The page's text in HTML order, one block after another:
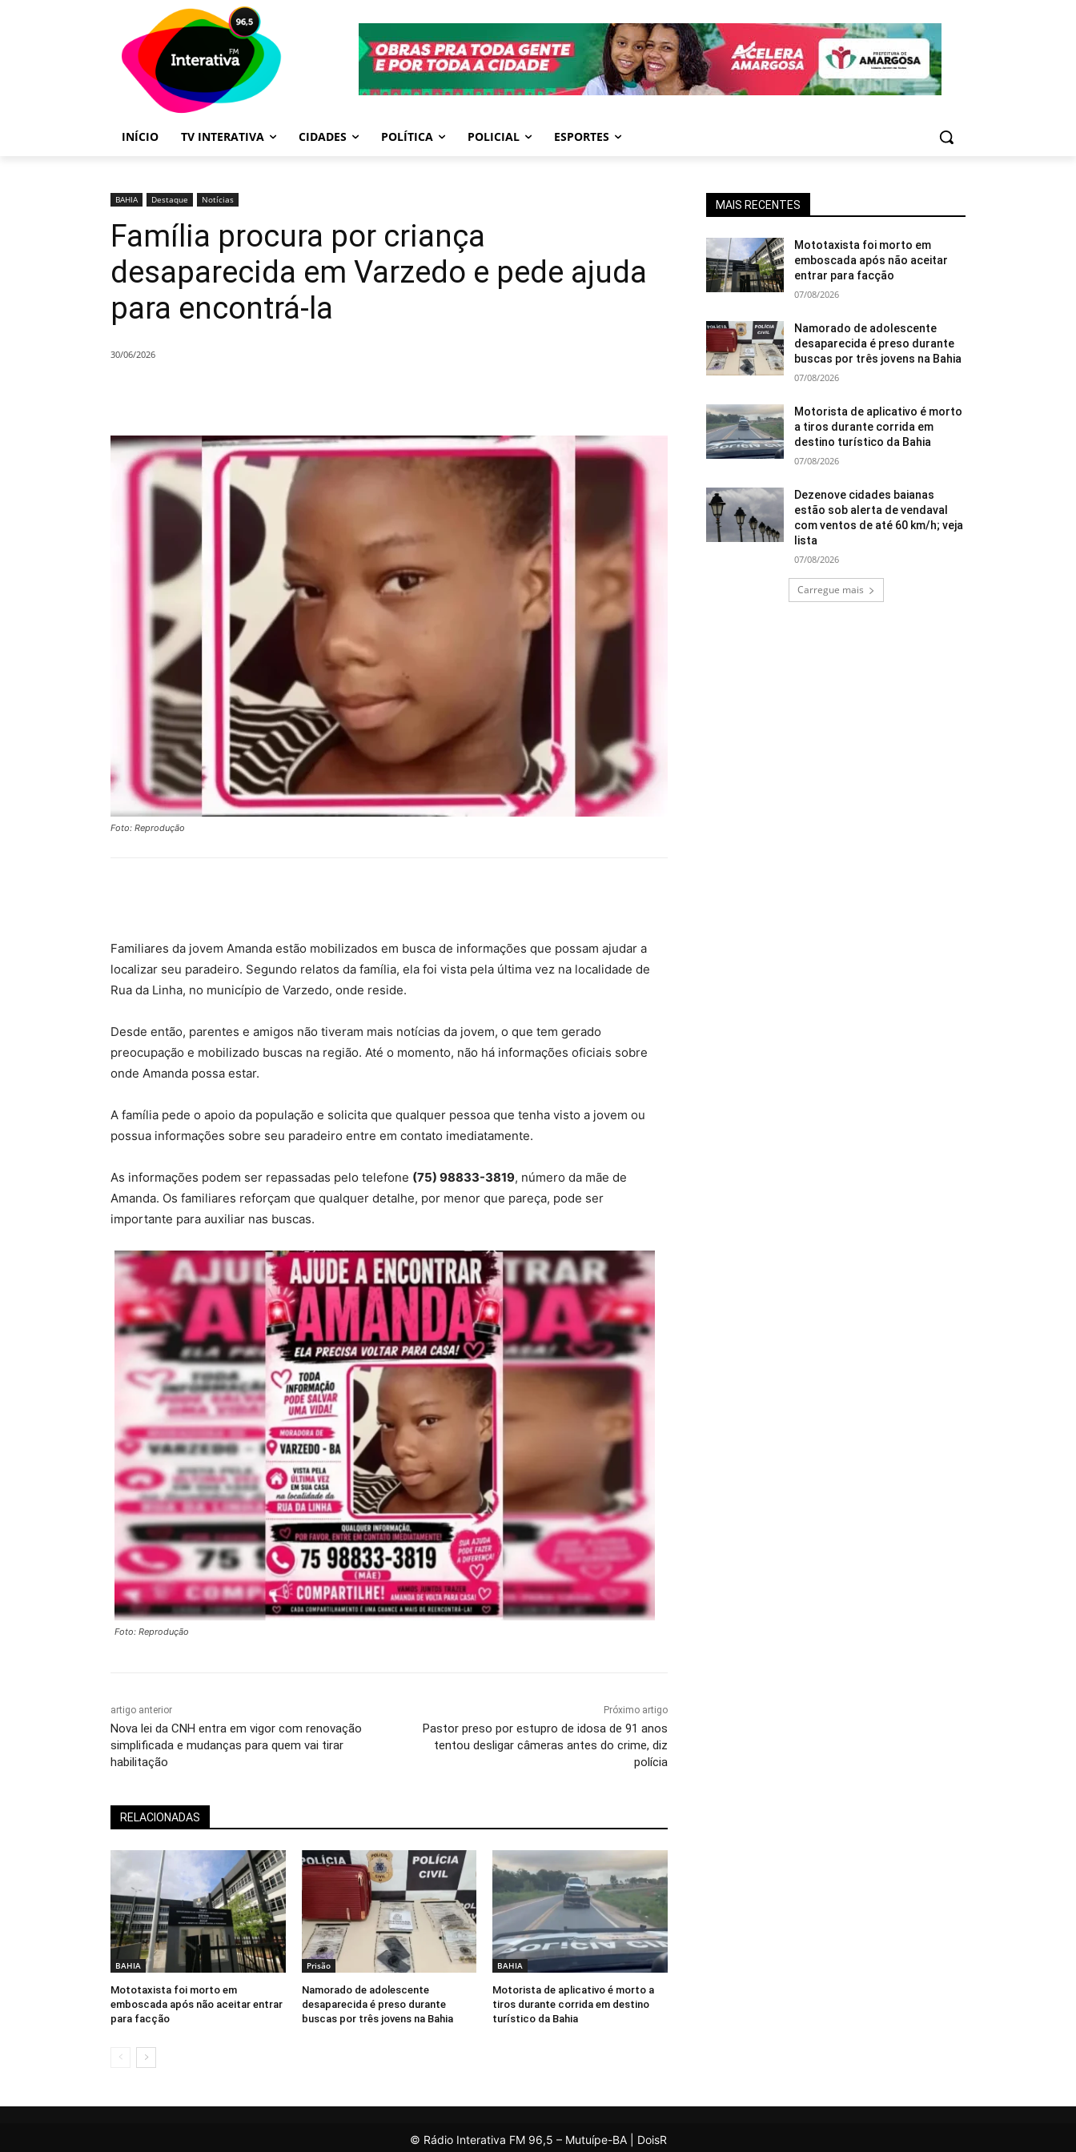
INÍCIO TV INTERATIVA CIDADES POLÍTICA POLICIAL ESPORTES
BAHIA Destaque Notícias
Família procura por criança
desaparecida em Varzedo e pede ajuda
para encontrá-la
30/06/2026
Foto: Reprodução
Familiares da jovem Amanda estão mobilizados em busca de informações que possam ajudar a
localizar seu paradeiro. Segundo relatos da família, ela foi vista pela última vez na localidade de
Rua da Linha, no município de Varzedo, onde reside.
Desde então, parentes e amigos não tiveram mais notícias da jovem, o que tem gerado
preocupação e mobilizado buscas na região. Até o momento, não há informações oficiais sobre
onde Amanda possa estar.
A família pede o apoio da população e solicita que qualquer pessoa que tenha visto a jovem ou
possua informações sobre seu paradeiro entre em contato imediatamente.
As informações podem ser repassadas pelo telefone (75) 98833-3819, número da mãe de
Amanda. Os familiares reforçam que qualquer detalhe, por menor que pareça, pode ser
importante para auxiliar nas buscas.
Foto: Reprodução
artigo anterior
Nova lei da CNH entra em vigor com renovação
simplificada e mudanças para quem vai tirar
habilitação
Próximo artigo
Pastor preso por estupro de idosa de 91 anos
tentou desligar câmeras antes do crime, diz
polícia
RELACIONADAS
BAHIA
Mototaxista foi morto em
emboscada após não aceitar entrar
para facção
Prisão
Namorado de adolescente
desaparecida é preso durante
buscas por três jovens na Bahia
BAHIA
Motorista de aplicativo é morto a
tiros durante corrida em destino
turístico da Bahia
MAIS RECENTES
Mototaxista foi morto em
emboscada após não aceitar
entrar para facção
07/08/2026
Namorado de adolescente
desaparecida é preso durante
buscas por três jovens na Bahia
07/08/2026
Motorista de aplicativo é morto
a tiros durante corrida em
destino turístico da Bahia
07/08/2026
Dezenove cidades baianas
estão sob alerta de vendaval
com ventos de até 60 km/h; veja
lista
07/08/2026
Carregue mais
© Rádio Interativa FM 96,5 – Mutuípe-BA | DoisR